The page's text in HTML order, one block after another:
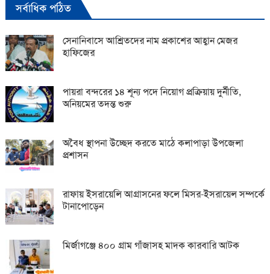
সর্বাধিক পঠিত
সেনানিবাসে আশ্রিতদের নাম প্রকাশের আহ্বান মেজর
হাফিজের
পায়রা বন্দরের ১৪ শূন্য পদে নিয়োগ প্রক্রিয়ায় দুর্নীতি,
অনিয়মের তদন্ত শুরু
অবৈধ স্থাপনা উচ্ছেদ করতে মাঠে কলাপাড়া উপজেলা
প্রশাসন
রাফায় ইসরায়েলি আগ্রাসনের ফলে মিসর-ইসরায়েল সম্পর্কে
টানাপোড়েন
মির্জাগঞ্জে ৪০০ গ্রাম গাঁজাসহ মাদক কারবারি আটক